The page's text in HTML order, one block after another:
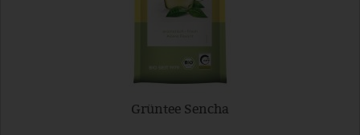
Grüntee Sencha